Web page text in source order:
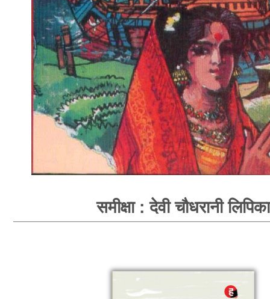
समीक्षा : देवी चौधरानी लिपिका